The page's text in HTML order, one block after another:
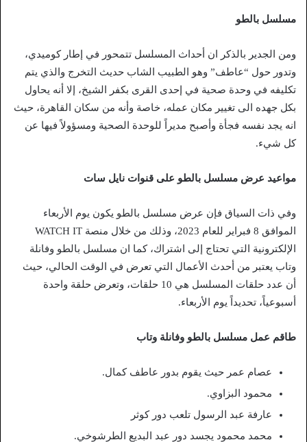
مسلسل بالطو
ومن الجدير بالذكر ان أحداث المسلسل تتمحور في إطار كوميدي،
وتدور حول “عاطف” وهو الطبيب الشاب حديث التخرج والذي يتم
تكليفه في وحدة صحية في إحدى القرى بكفر الشيخ، إلا أنه يحاول
بكل جهده الى تغيير مكان عمله، خاصة وأنه من سكان القاهرة، حيث
انه يجد نفسه فجأة وأصبح مديراً للوحدة الصحية ومسؤولاً فيها عن
كل شيء.
مواعيد عرض مسلسل بالطو على قنوات نايل سات
وفي ذات السياق فإن عرض مسلسل بالطو يكون يوم الأربعاء
الموافق 8 فبراير للعام 2023، وذلك من خلال منصة WATCH IT
الإلكترونية التي تحتاج إلى اشتراك، كما ان مسلسل بالطو وفانلة
وتاب يعتبر من أحدث الأعمال التي تعرض في الوقت الحالي، حيث
أن عدد حلقات المسلسل هي 10 حلقات، وتعرض حلقة واحدة
أسبوعياً، تحديداً يوم الأربعاء.
طاقم عمل مسلسل بالطو وفانلة وتاب
عصام عمر حيث يقوم بدور عاطف كمال.
محمود البزاوي.
عارفة عبد الرسول تلعب دور كوثر
محمد محمود يجسد دور عبد البديع الطرشوخي.